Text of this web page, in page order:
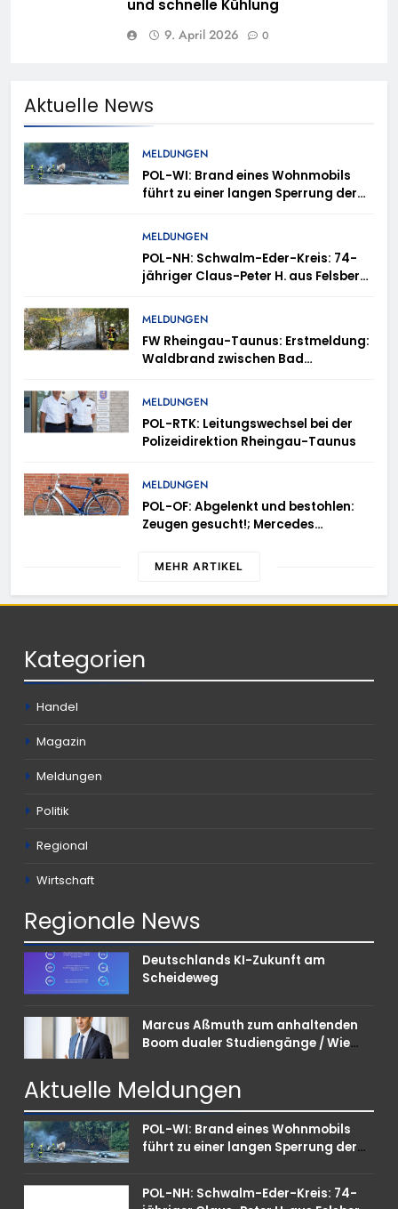
und schnelle Kühlung
9. April 2026 0
Aktuelle News
MELDUNGEN
POL-WI: Brand eines Wohnmobils
führt zu einer langen Sperrung der
MELDUNGEN
POL-NH: Schwalm-Eder-Kreis: 74-
jähriger Claus-Peter H. aus Felsberg
MELDUNGEN
FW Rheingau-Taunus: Erstmeldung:
Waldbrand zwischen Bad
Taunusstein-Seitzenhahn – rund 150
MELDUNGEN
POL-RTK: Leitungswechsel bei der
Polizeidirektion Rheingau-Taunus
MELDUNGEN
POL-OF: Abgelenkt und bestohlen:
Zeugen gesucht!; Mercedes
Wer hat den Fahrraddieb gesehen?
MEHR ARTIKEL
Kategorien
Handel
Magazin
Meldungen
Politik
Regional
Wirtschaft
Regionale News
Deutschlands KI-Zukunft am
Scheideweg
Marcus Aßmuth zum anhaltenden
Boom dualer Studiengänge / Wie
punkten können
Aktuelle Meldungen
POL-WI: Brand eines Wohnmobils
führt zu einer langen Sperrung der
POL-NH: Schwalm-Eder-Kreis: 74-